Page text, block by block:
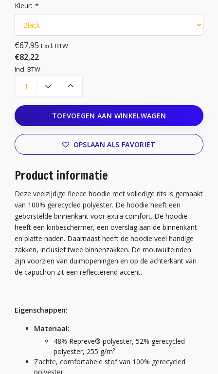
Kleur: *
€67,95 Excl. BTW
€82,22
Incl. BTW
TOEVOEGEN AAN WINKELWAGEN
OPSLAAN ALS FAVORIET
Product informatie
Deze veelzijdige fleece hoodie met volledige rits is gemaakt
van 100% gerecycled polyester. De hoodie heeft een
geborstelde binnenkant voor extra comfort. De hoodie
heeft een kinbeschermer, een overslag aan de binnenkant
en platte naden. Daarnaast heeft de hoodie veel handige
zakken, inclusief twee binnenzakken. De mouwuiteinden
zijn voorzien van duimopeningen en op de achterkant van
de capuchon zit een reflecterend accent.
Eigenschappen:
Materiaal:
48% Repreve® polyester, 52% gerecycled
polyester, 255 g/m².
Zachte, comfortabele stof van 100% gerecycled
polyester